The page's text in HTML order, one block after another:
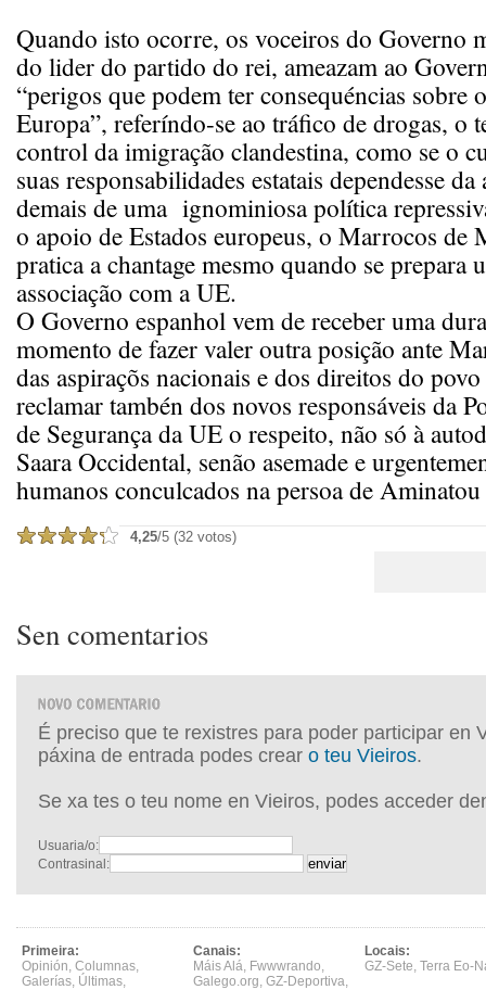
Quando isto ocorre, os voceiros do Governo
do lider do partido do rei, ameazam ao
“perigos que podem ter consequéncias sobre
Europa”, referíndo-se ao tráfico de drogas, o
control da imigração clandestina, como se o
suas responsabilidades estatais dependesse
demais de uma ignominiosa política
o apoio de Estados europeus, o Marrocos de
pratica a chantage mesmo quando se prepara
associação com a UE.
O Governo espanhol vem de receber uma
momento de fazer valer outra posição ante
das aspiraçõs nacionais e dos direitos do povo
reclamar tambén dos novos responsáveis da
de Segurança da UE o respeito, não só à
Saara Occidental, senão asemade e
humanos conculcados na persoa de
4,25/5 (32 votos)
Sen comentarios
É preciso que te rexistres para poder participar en
páxina de entrada podes crear o teu Vieiros.
Se xa tes o teu nome en Vieiros, podes acceder
Usuaria/o:
Contrasinal:
Primeira:
Opinión, Columnas,
Galerías, Últimas,
Canais:
Máis Alá, Fwwwrando,
Galego.org, GZ-Deportiva,
Locais:
GZ-Sete, Terra Eo-